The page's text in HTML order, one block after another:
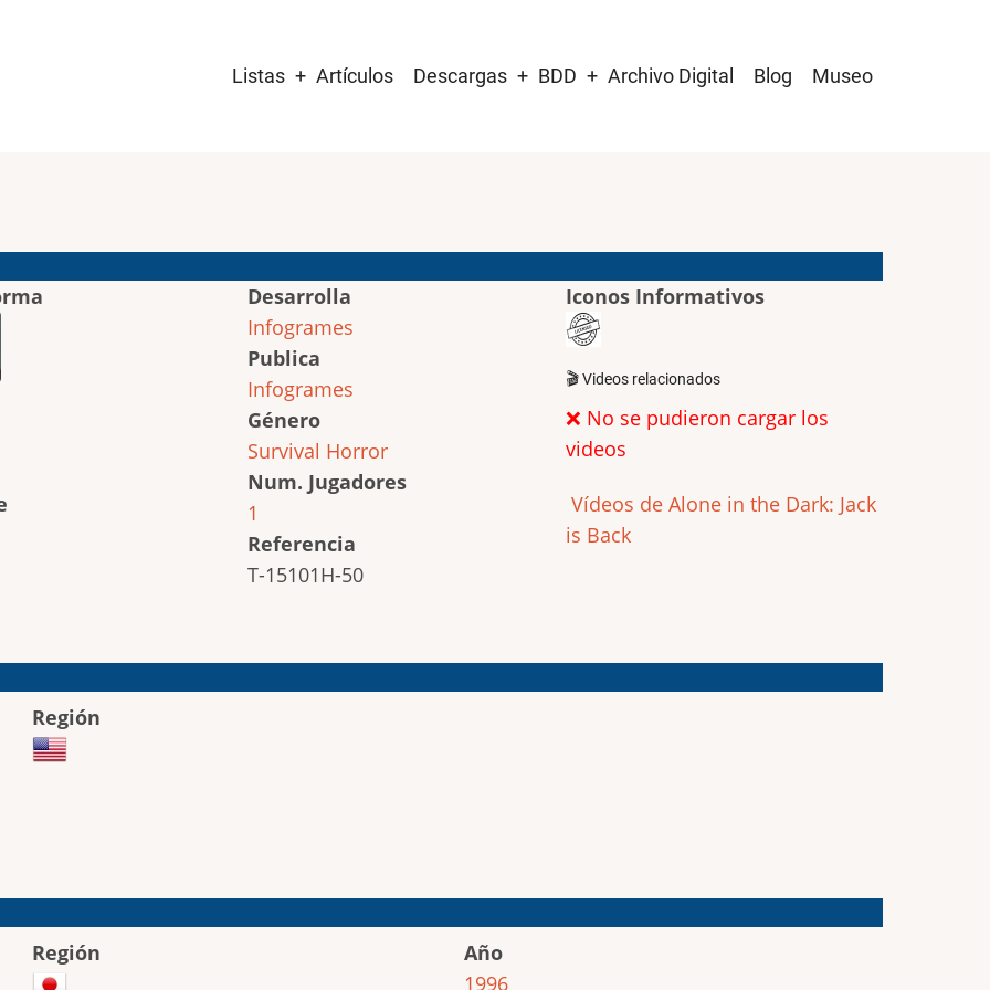
navigation
Listas Artículos Descargas BDD Archivo Digital Blog Museo
Desarrolla
Infogrames
Publica
Infogrames
Género
Survival Horror
Num. Jugadores
1
Referencia
T-15101H-50
Iconos Informativos
🎬 Videos relacionados
❌ No se pudieron cargar los
videos
Vídeos de Alone in the Dark: Jack
is Back
Región
Región
Año
1996